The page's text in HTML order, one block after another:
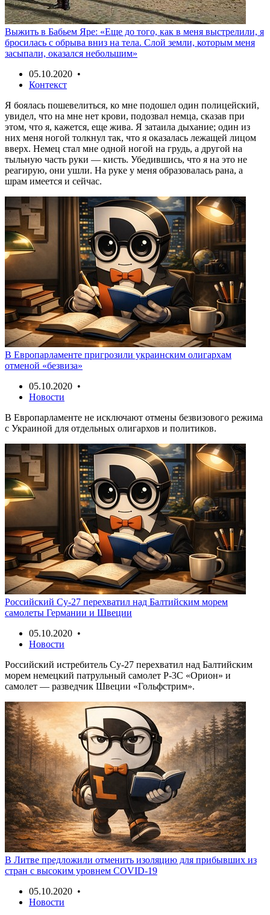
Выжить в Бабьем Яре: «Еще до того, как в меня выстрелили, я
бросилась с обрыва вниз на тела. Слой земли, которым меня
засыпали, оказался небольшим»
05.10.2020 •
Контекст
Я боялась пошевелиться, ко мне подошел один полицейский,
увидел, что на мне нет крови, подозвал немца, сказав при
этом, что я, кажется, еще жива. Я затаила дыхание; один из
них меня ногой толкнул так, что я оказалась лежащей лицом
вверх. Немец стал мне одной ногой на грудь, а другой на
тыльную часть руки — кисть. Убедившись, что я на это не
реагирую, они ушли. На руке у меня образовалась рана, а
шрам имеется и сейчас.
В Европарламенте пригрозили украинским олигархам
отменой «безвиза»
05.10.2020 •
Новости
В Европарламенте не исключают отмены безвизового режима
с Украиной для отдельных олигархов и политиков.
Российский Су-27 перехватил над Балтийским морем
самолеты Германии и Швеции
05.10.2020 •
Новости
Российский истребитель Су-27 перехватил над Балтийским
морем немецкий патрульный самолет Р-3С «Орион» и
самолет — разведчик Швеции «Гольфстрим».
В Литве предложили отменить изоляцию для прибывших из
стран с высоким уровнем COVID-19
05.10.2020 •
Новости